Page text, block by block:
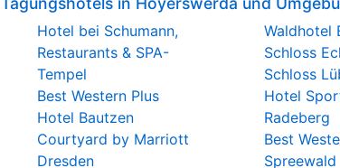
Hotel bei Schumann,
Restaurants & SPA-
Tempel
Best Western Plus
Hotel Bautzen
Courtyard by Marriott
Dresden
Waldhotel
Schloss
Schloss
Hotel
Radeberg
Best
Spreewald